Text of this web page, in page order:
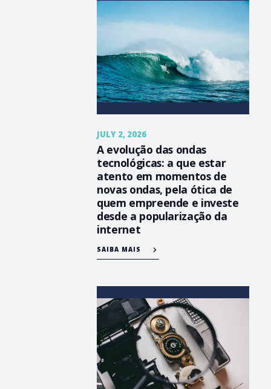
JULY 2, 2026
A evolução das ondas
tecnológicas: a que estar
atento em momentos de
novas ondas, pela ótica de
quem empreende e investe
desde a popularização da
internet
SAIBA MAIS